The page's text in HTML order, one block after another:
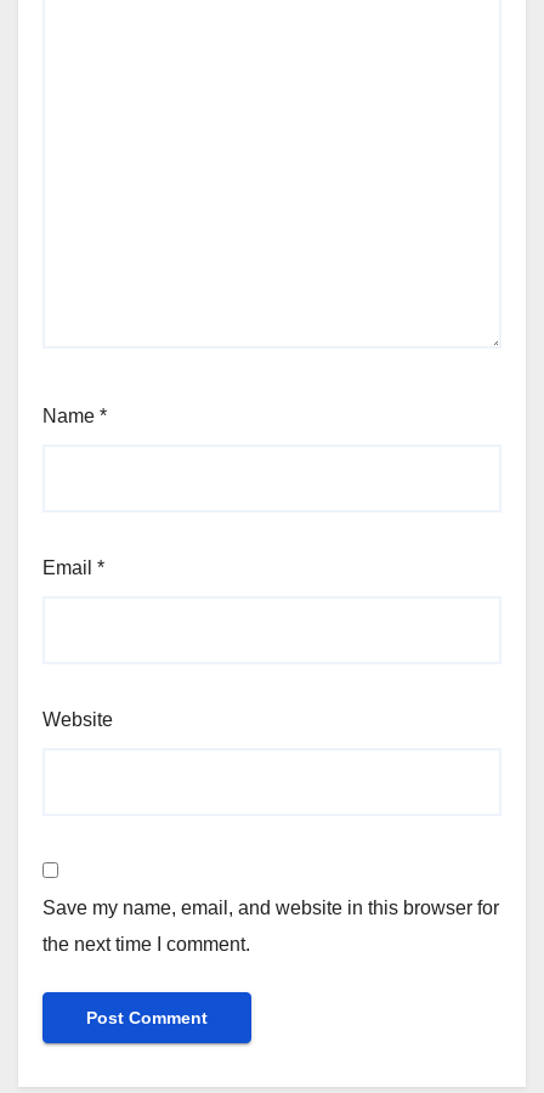
Name *
Email *
Website
Save my name, email, and website in this browser for
the next time I comment.